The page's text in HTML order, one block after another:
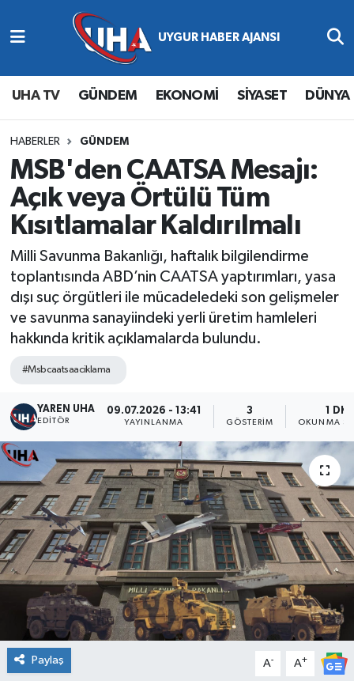
UHA TV GÜNDEM EKONOMİ SİYASET DÜNYA
HABERLER GÜNDEM
MSB'den CAATSA Mesajı:
Açık veya Örtülü Tüm
Kısıtlamalar Kaldırılmalı
Milli Savunma Bakanlığı, haftalık bilgilendirme
toplantısında ABD’nin CAATSA yaptırımları, yasa
dışı suç örgütleri ile mücadeledeki son gelişmeler
ve savunma sanayiindeki yerli üretim hamleleri
hakkında kritik açıklamalarda bulundu.
#Msbcaatsaaciklama
YAREN UHA
EDITÖR
09.07.2026 - 13:41
YAYINLANMA
3
GÖSTERIM
1 DK
OKUNMA
Paylaş A- A+
Abone Ol
Gündem
Ekonomi
Magazin
Siyaset
Spor
Yaşam
Nöbetçi Eczaneler
Hava Durumu
Namaz Vakitleri
Trafik Durumu
Süper Lig Puan Durumu ve Fikstür
Tüm Manşetler
Son Dakika Haberleri
Haber Arşivi